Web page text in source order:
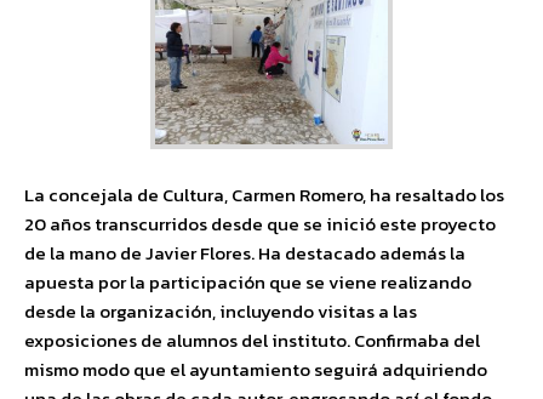
La concejala de Cultura, Carmen Romero, ha resaltado los
20 años transcurridos desde que se inició este proyecto
de la mano de Javier Flores. Ha destacado además la
apuesta por la participación que se viene realizando
desde la organización, incluyendo visitas a las
exposiciones de alumnos del instituto. Confirmaba del
mismo modo que el ayuntamiento seguirá adquiriendo